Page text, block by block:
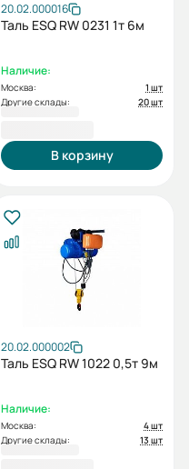
20.02.000016
Таль ESQ RW 0231 1т 6м
Наличие:
Москва:
1 шт
Другие склады:
20 шт
В корзину
20.02.000002
Таль ESQ RW 1022 0,5т 9м
Наличие:
Москва:
4 шт
Другие склады:
13 шт